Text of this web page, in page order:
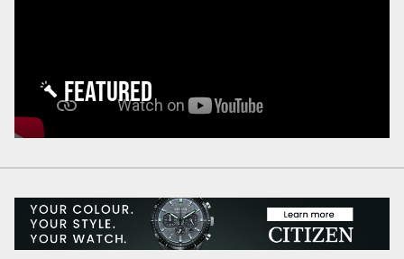
FEATURED